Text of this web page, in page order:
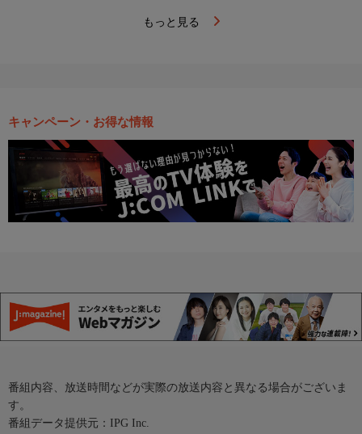
もっと見る
キャンペーン・お得な情報
番組内容、放送時間などが実際の放送内容と異なる場合がございま
す。
番組データ提供元：IPG Inc.